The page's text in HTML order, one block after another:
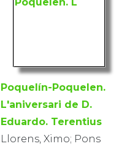
Poquelín-Poquelen.
L'aniversari de D.
Eduardo. Terentius
Llorens, Ximo; Pons